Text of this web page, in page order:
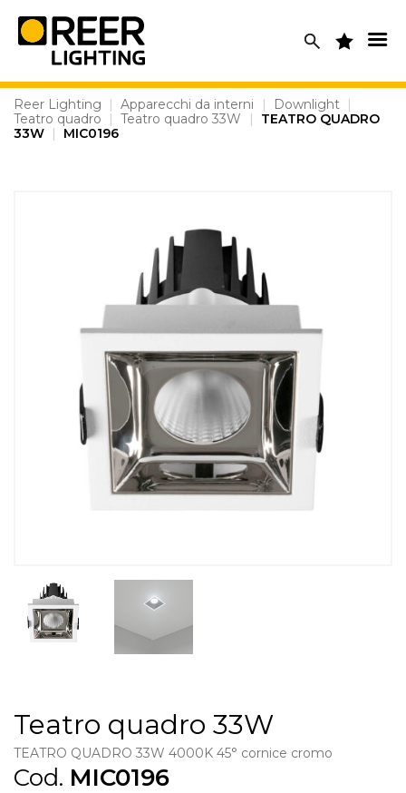
content
Reer Lighting | Apparecchi da interni | Downlight |
Teatro quadro
| Teatro quadro 33W |
TEATRO QUADRO
33W | MIC0196
Teatro quadro 33W
TEATRO QUADRO 33W 4000K 45° cornice cromo
Cod. MIC0196